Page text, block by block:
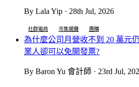
By Lala Yip · 28th Jul, 2026
社群電商 市集擺攤 團購
為什麼公司月營收不到 20 萬元
業人卻可以免開發票?
By Baron Yu 會計師 · 23rd Jul,